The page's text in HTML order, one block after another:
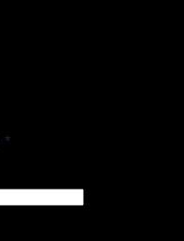
*Required